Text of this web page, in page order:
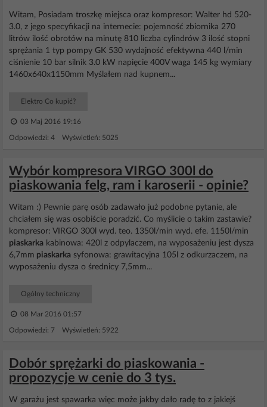
Witam, Posiadam troszkę miejsca oraz kompresor: Walter hd 520-
3.0, z jego specyfikacji na internecie: pojemność zbiornika 270
litrów ilość obrotów na minutę 810 liczba cylindrów 3 ilość stopni
sprężania 1 typ pompy GK 530 wydajność efektywna 440 l/min
ciśnienie 10 bar silnik 3.0 kW napięcie 400V waga 145 kg wymiary
1460x640x1150mm Myślałem nad kupnem...
Elektro Co kupić?
03 Maj 2016 19:16
Odpowiedzi: 4 Wyświetleń: 5025
Wybór kompresora VIRGO 300l do
piaskowania felg, ram i karoserii - opinie?
Witam :) Pewnie parę osób zadawało już podobne pytanie, ale
chciałem się was osobiście poradzić. Co myślicie o takim zastawie?
kompresor: VIRGO 300l wyd. teo. 1350l/min wyd. efe. 1150l/min
piaskarka kabinowa: 420l z odpylaczem, na wyposażeniu jest dysza
6,7mm piaskarka syfonowa: grawitacyjna 105l z odkurzaczem, na
wyposażeniu dysza o średnicy 7,5mm...
Ogólny techniczny
08 Mar 2016 01:57
Odpowiedzi: 7 Wyświetleń: 5922
Dobór sprężarki do piaskowania -
propozycje w cenie do 3 tys.
W garażu jest spawarka więc może jakby dało radę to z jakiejś